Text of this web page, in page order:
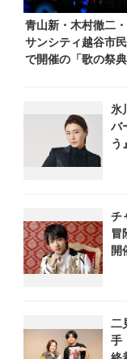
青山新・木村徹二・
サンシティ越谷市
で開催の「歌の祭
ら昭和・平成の名
躍るステージを披露
氷
バ
う
チ
冒
開
二
手